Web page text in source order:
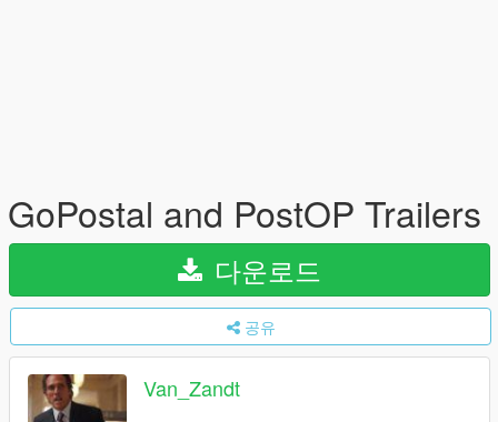
GoPostal and PostOP Trailers
다운로드
공유
Van_Zandt